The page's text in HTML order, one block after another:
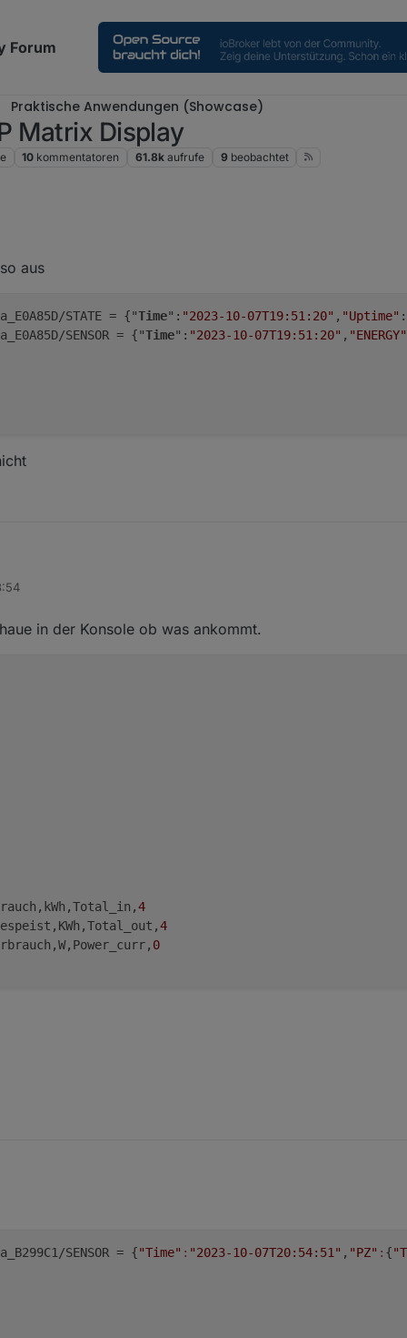
Forum
Praktische Anwendungen (Showcase)
Matrix Display
10 kommentatoren 61.8k aufrufe 9 beobachtet
diese zeile aus der Konsole ?
aus
STATE = {"Time": "2023-10-07T19:51:20" , "Uptime" :
SENSOR = {"Time": "2023-10-07T19:51:20" , "ENERGY"
diese zeile aus der Konsole ?
in der Konsole ob was ankommt.
4
4
0
SENSOR = {"Time" : "2023-10-07T20:54:51" , "PZ" : {